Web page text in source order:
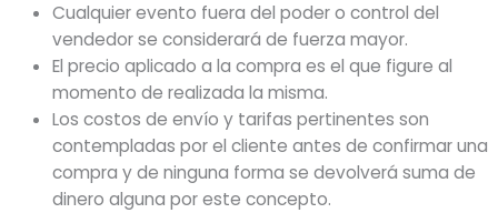
Cualquier evento fuera del poder o control del
vendedor se considerará de fuerza mayor.
El precio aplicado a la compra es el que figure al
momento de realizada la misma.
Los costos de envío y tarifas pertinentes son
contempladas por el cliente antes de confirmar una
compra y de ninguna forma se devolverá suma de
dinero alguna por este concepto.